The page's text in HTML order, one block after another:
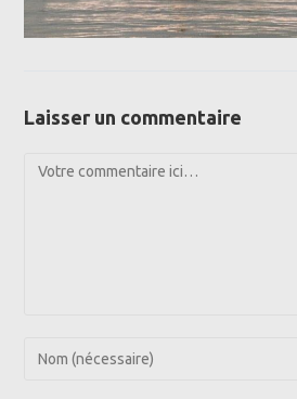
Laisser un commentaire
Comment